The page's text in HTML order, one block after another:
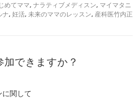
めてママ, ナラティブメディスン, マイマタニ
ナ, 妊活, 未来のママのレッスン, 産科医竹内正
できますか？
関して